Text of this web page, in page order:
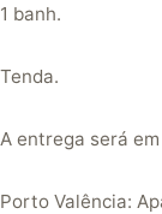
1 banh.
Tenda.
A entrega será
Porto Valência: